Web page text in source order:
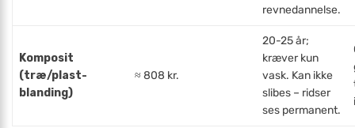
revnedannelse.
Komposit
(træ/plast-
blanding)
≈ 808 kr.
20-25 år;
kræver kun
vask. Kan ikke
slibes – ridser
ses permanent.